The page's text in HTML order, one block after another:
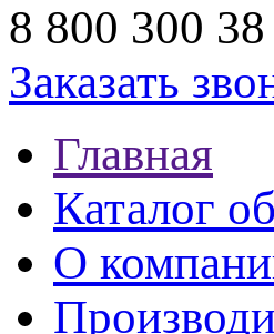
8 800 300
Заказать
Главная
Каталог
О